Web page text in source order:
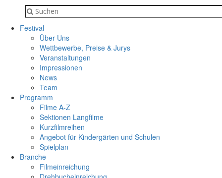
Festival
Über Uns
Wettbewerbe, Preise & Jurys
Veranstaltungen
Impressionen
News
Team
Programm
Filme A-Z
Sektionen Langfilme
Kurzfilmreihen
Angebot für Kindergärten und Schulen
Spielplan
Branche
Filmeinreichung